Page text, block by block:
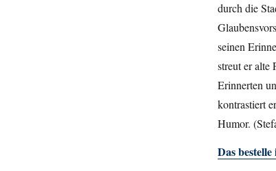
durch die
seinen
streut er alte
Erinnerten
kontrastiert
Humor.
Das bestelle